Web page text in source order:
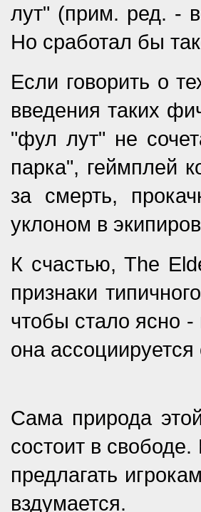
лут" (прим. ред. -
Но сработал бы
Если говорить о
введения таких
"фул лут" не
парка", геймплей
за смерть,
уклоном в
К счастью, The
признаки
чтобы стало ясно
она
Сама природа
состоит в
предлагать
вздумается.